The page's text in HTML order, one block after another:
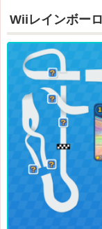
Wiiレインボー